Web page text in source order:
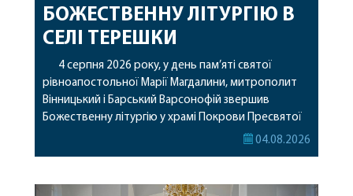
БОЖЕСТВЕННУ ЛІТУРГІЮ В
СЕЛІ ТЕРЕШКИ
4 серпня 2026 року, у день пам’яті святої
рівноапостольної Марії Магдалини, митрополит
Вінницький і Барський Варсонофій звершив
Божественну літургію у храмі Покрови Пресвятої
Богородиці села Терешки Барського благочиння.
рівноапостольної Марії Магдалини з часткою її
04.08.2026